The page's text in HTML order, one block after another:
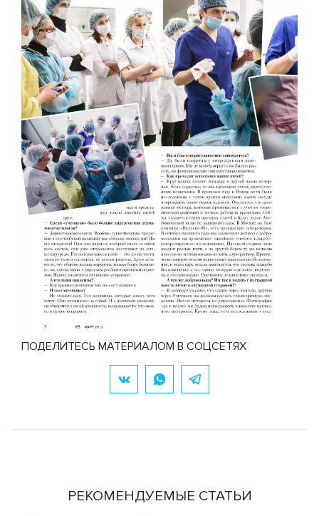
ПОДЕЛИТЕСЬ МАТЕРИАЛОМ В СОЦСЕТЯХ
РЕКОМЕНДУЕМЫЕ СТАТЬИ